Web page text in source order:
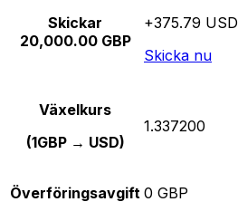
Skickar
20,000.00 GBP
+375.79 USD
Skicka nu
Växelkurs
(1GBP → USD)
1.337200
Överföringsavgift 0 GBP